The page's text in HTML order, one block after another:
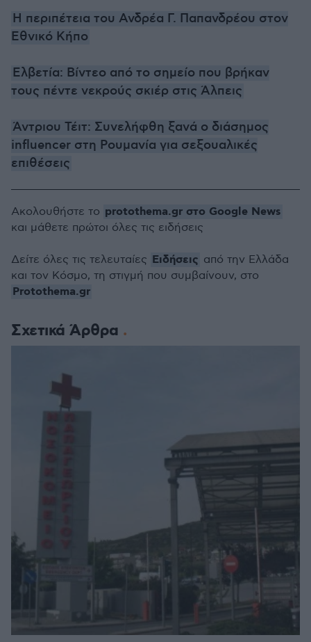
Η περιπέτεια του Ανδρέα Γ. Παπανδρέου στον
Εθνικό Κήπο
Ελβετία: Βίντεο από το σημείο που βρήκαν
τους πέντε νεκρούς σκιέρ στις Άλπεις
Άντριου Τέιτ: Συνελήφθη ξανά ο διάσημος
influencer στη Ρουμανία για σεξουαλικές
επιθέσεις
Σχετικά Άρθρα
Ακολουθήστε το protothema.gr στο Google News
και μάθετε πρώτοι όλες τις ειδήσεις
Δείτε όλες τις τελευταίες Ειδήσεις από την Ελλάδα
και τον Κόσμο, τη στιγμή που συμβαίνουν, στο
Protothema.gr